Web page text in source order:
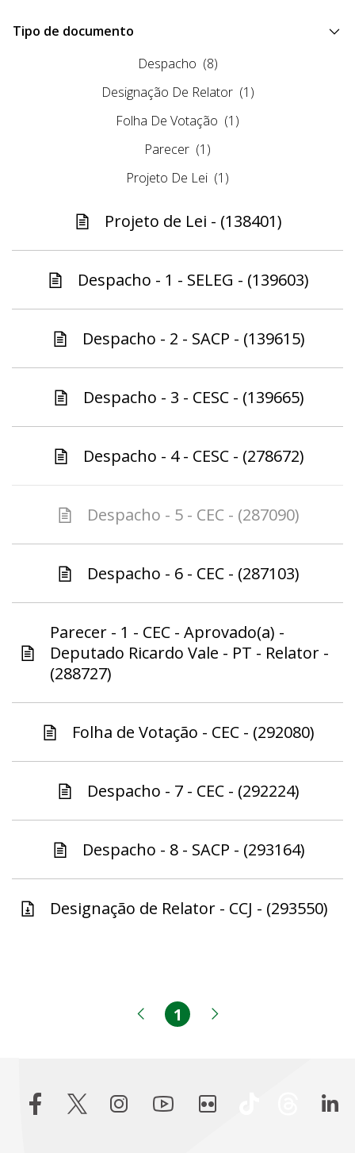
Tipo de documento
Despacho (8)
Designação De Relator (1)
Folha De Votação (1)
Parecer (1)
Projeto De Lei (1)
Projeto de Lei - (138401)
Despacho - 1 - SELEG - (139603)
Despacho - 2 - SACP - (139615)
Despacho - 3 - CESC - (139665)
Despacho - 4 - CESC - (278672)
Despacho - 5 - CEC - (287090)
Despacho - 6 - CEC - (287103)
Parecer - 1 - CEC - Aprovado(a) -
Deputado Ricardo Vale - PT - Relator -
(288727)
Folha de Votação - CEC - (292080)
Despacho - 7 - CEC - (292224)
Despacho - 8 - SACP - (293164)
Designação de Relator - CCJ - (293550)
Página anterior
Página
1